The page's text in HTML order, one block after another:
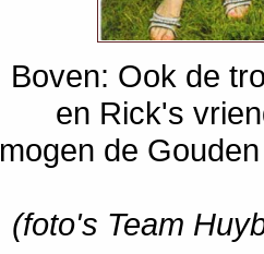
Boven: Ook de
en Rick's
mogen de
(foto's Team